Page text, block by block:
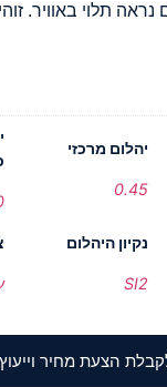
נראה תלוי באוויר.
יהלום מרכזי
0.45
נקיון היהלום
SI2
הצעת מחיר